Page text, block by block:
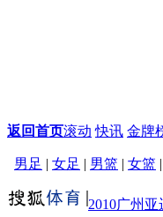
返回首页滚动 快讯 金牌
男足 | 女足 | 男篮 | 女篮 |
2010广州